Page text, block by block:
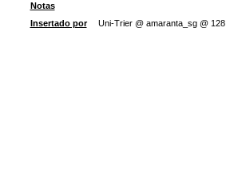
Notas
Insertado por
Uni-Trier @ amaranta_sg @ 128